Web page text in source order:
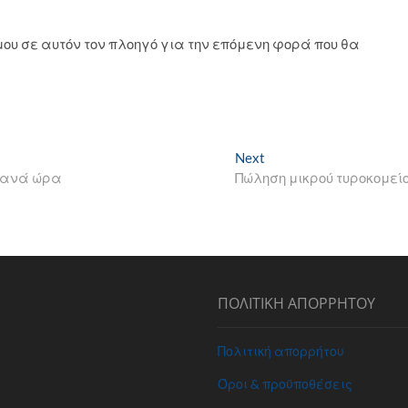
σε αυτόν τον πλοηγό για την επόμενη φορά που θα
ανά ώρα
Next
post:
Πώληση μικρού
ΠΟΛΙΤΙΚΗ ΑΠΟΡΡΗΤΟΥ
Πολιτική απορρήτου
Όροι & προϋποθέσεις